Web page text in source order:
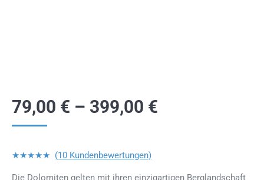
79,00 € – 399,00 €
★★★★★ (10 Kundenbewertungen)
Die Dolomiten gelten mit ihren einzigartigen Berglandschaft